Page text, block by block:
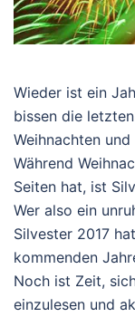
Wieder ist ein
bissen die
Weihnachten
Während
Seiten hat, ist
Wer also ein
Silvester 2017
kommenden
Noch ist Zeit,
einzulesen und